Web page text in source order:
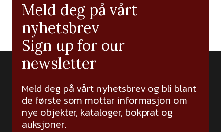
Meld deg på vårt
nyhetsbrev
Sign up for our
newsletter
Meld deg på vårt nyhetsbrev og bli blant
de første som mottar informasjon om
nye objekter, kataloger, bokprat og
auksjoner.